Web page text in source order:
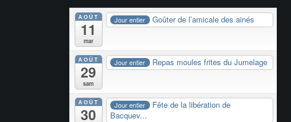
AOÛT
11
mar
Jour entier Goûter de l’amicale des ainés
AOÛT
29
sam
Jour entier Repas moules frites du Jumelage
AOÛT
30
Jour entier
Fête de la libération de
Bacquev...